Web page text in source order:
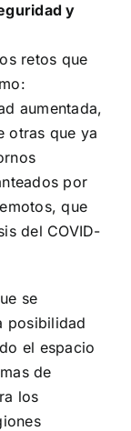
y
retos que
aumentada,
otras que ya
por
que
del COVID-
se
posibilidad
el espacio
de
los